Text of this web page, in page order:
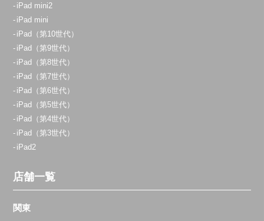
iPad mini2
iPad mini
iPad（第10世代）
iPad（第9世代）
iPad（第8世代）
iPad（第7世代）
iPad（第6世代）
iPad（第5世代）
iPad（第4世代）
iPad（第3世代）
iPad2
店舗一覧
関東